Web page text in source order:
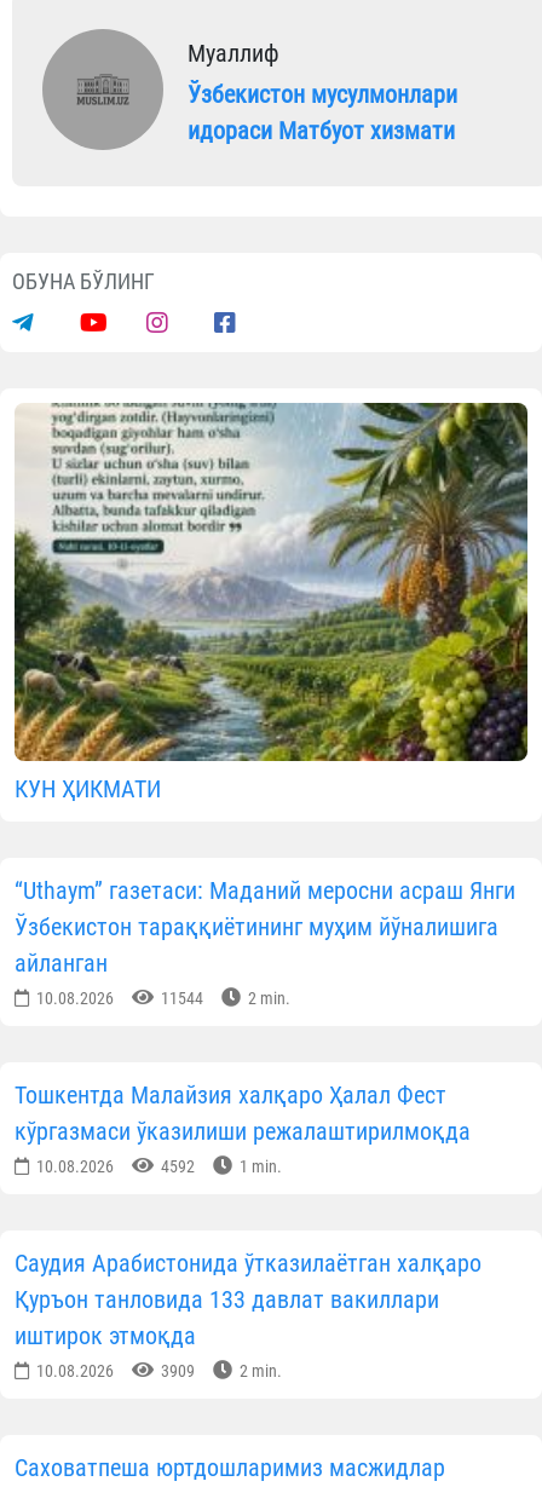
Муаллиф
Ўзбекистон мусулмонлари
идораси Матбуот хизмати
ОБУНА БЎЛИНГ
КУН ҲИКМАТИ
“Uthaym” газетаси: Маданий меросни асраш Янги
Ўзбекистон тараққиётининг муҳим йўналишига
айланган
10.08.2026 11544 2 min.
Тошкентда Малайзия халқаро Ҳалал Фест
кўргазмаси ўказилиши режалаштирилмоқда
10.08.2026 4592 1 min.
Саудия Арабистонида ўтказилаётган халқаро
Қуръон танловида 133 давлат вакиллари
иштирок этмоқда
10.08.2026 3909 2 min.
Саховатпеша юртдошларимиз масжидлар